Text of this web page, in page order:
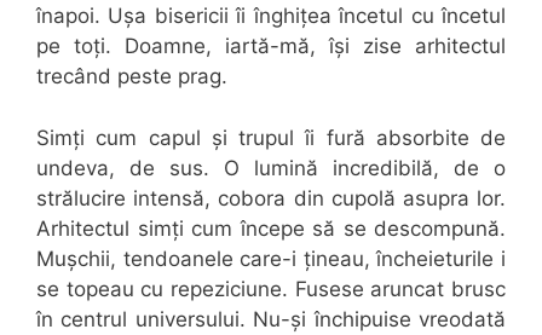
înapoi. Ușa bisericii îi înghițea încetul cu încetul
pe toți. Doamne, iartă-mă, își zise arhitectul
trecând peste prag.
Simți cum capul și trupul îi fură absorbite de
undeva, de sus. O lumină incredibilă, de o
strălucire intensă, cobora din cupolă asupra lor.
Arhitectul simți cum începe să se descompună.
Mușchii, tendoanele care-i țineau, încheieturile i
se topeau cu repeziciune. Fusese aruncat brusc
în centrul universului. Nu-și închipuise vreodată